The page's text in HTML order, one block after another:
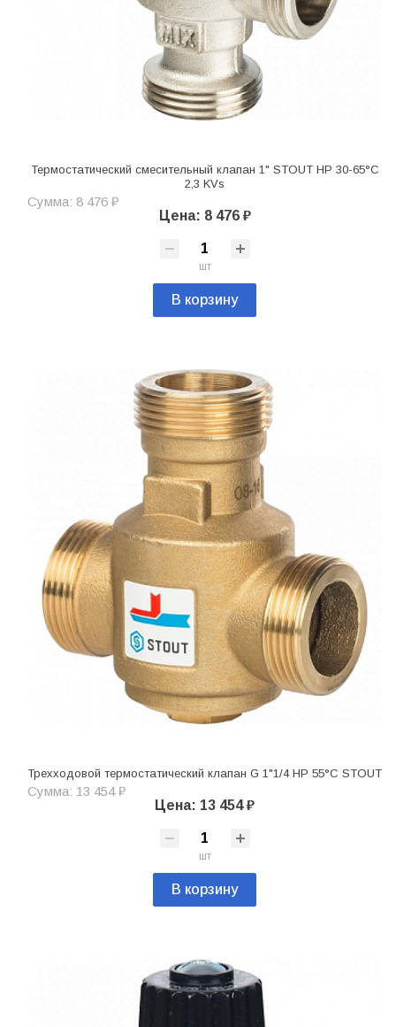
Термостатический смесительный клапан 1" STOUT НР 30-65°С
2,3 KVs
Сумма: 8 476 ₽
Цена: 8 476 ₽
шт
В корзину
Трехходовой термостатический клапан G 1"1/4 НР 55°C STOUT
Сумма: 13 454 ₽
Цена: 13 454 ₽
шт
В корзину